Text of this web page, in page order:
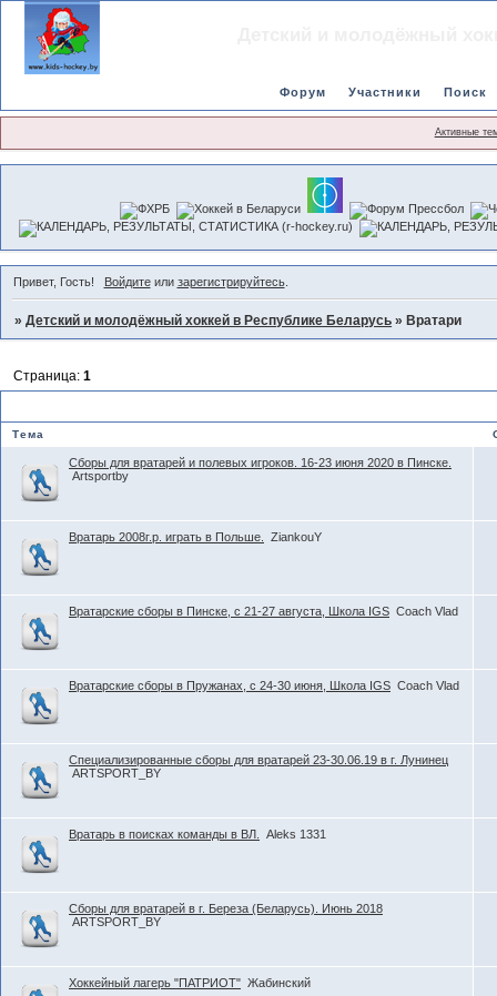
Форум Участники Поиск
Активные
Привет, Гость! Войдитеили зарегистрируйтесь.
»Детский и молодёжный хоккей в Республике Беларусь »Вратари
Страница:1
Тема
Сборы для вратарей и полевых игроков. 16-23 июня 2020 в Пинске.
Artsportby
Вратарь 2008г.р. играть в Польше. ZiankouY
Вратарские сборы в Пинске, c 21-27 августа, Школа IGS Coach Vlad
Вратарские сборы в Пружанах, c 24-30 июня, Школа IGS Coach Vlad
Специализированные сборы для вратарей 23-30.06.19 в г. Лунинец
ARTSPORT_BY
Вратарь в поисках команды в ВЛ. Aleks 1331
Сборы для вратарей в г. Береза (Беларусь). Июнь 2018
ARTSPORT_BY
Хоккейный лагерь "ПАТРИОТ" Жабинский